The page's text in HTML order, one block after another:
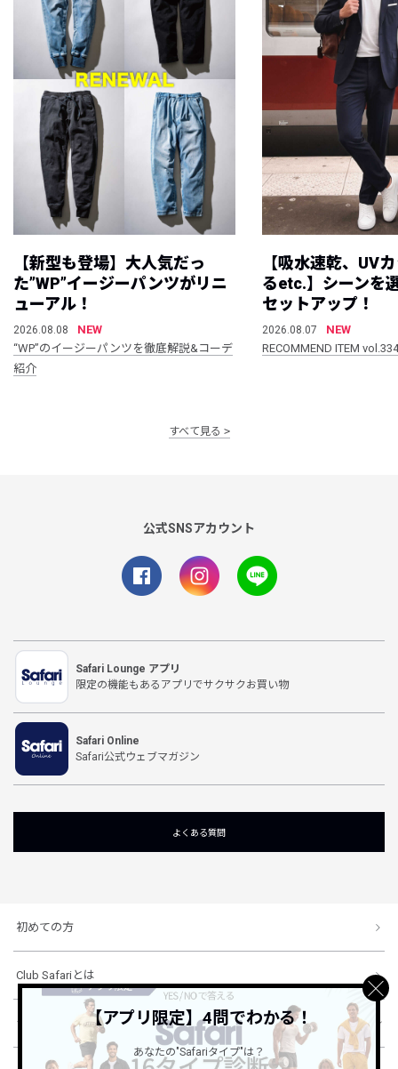
【新型も登場】大人気だっ
た”WP”イージーパンツがリニ
ューアル！
2026.08.08
NEW
“WP”のイージーパンツを徹底解説&コーデ
紹介
【吸水速乾、UV
るetc.】シーンを
セットアップ！
2026.08.07
NEW
RECOMMEND ITEM vol.334
すべて見る
公式SNSアカウント
Safari Lounge アプリ
限定の機能もあるアプリでサクサクお買い物
Safari Online
Safari公式ウェブマガジン
よくある質問
初めての方
Club Safariとは
ショッピングガイド【アプリ限定】4問でわかる！
あなたの"Safariタイプ"は？